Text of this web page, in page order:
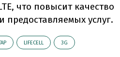
что повысит качество
предоставляемых услуг.
LIFECELL 3G